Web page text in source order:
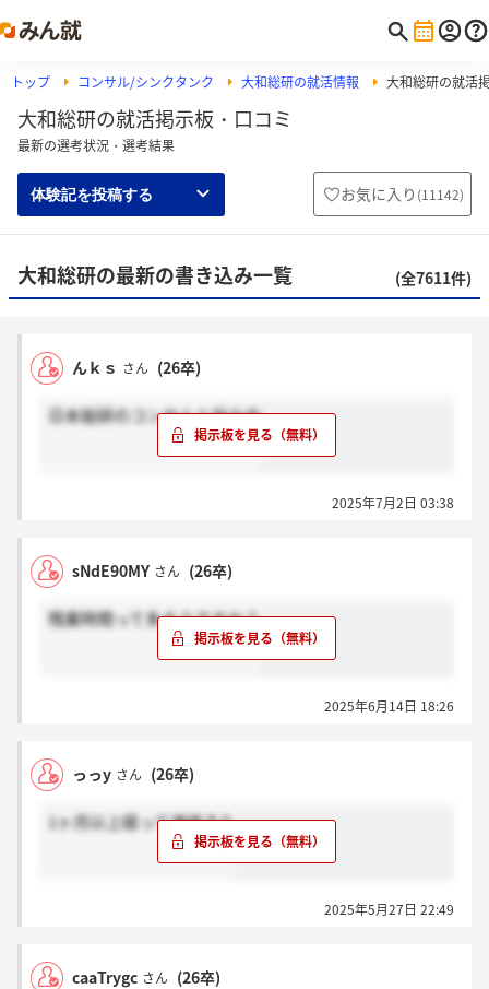
トップ コンサル/シンクタンク 大和総研の就活情報 大和総研の就活
大和総研の就活掲示板・口コミ
最新の選考状況・選考結果
体験記を投稿する お気に入り (11142)
大和総研の最新の書き込み一覧 (全7611件)
んｋｓ さん (26卒)
日本総研のコンサルと悩み中
2025年7月2日 03:38
sNdE90MY さん (26卒)
残業時間って多そうですか？
2025年6月14日 18:26
っっy さん (26卒)
1ヶ月以上経って連絡きた
2025年5月27日 22:49
caaTrygc さん (26卒)